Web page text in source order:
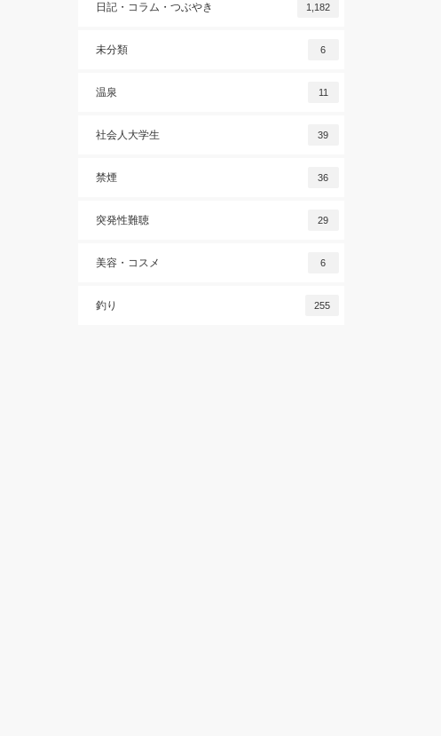
日記・コラム・つぶやき 1,182
未分類 6
温泉 11
社会人大学生 39
禁煙 36
突発性難聴 29
美容・コスメ 6
釣り 255